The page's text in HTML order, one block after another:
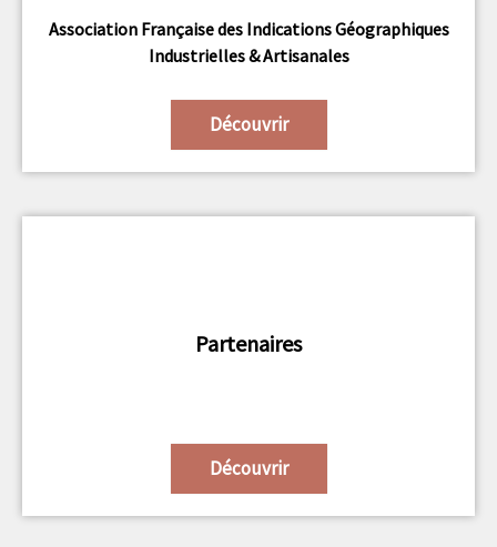
Association Française des Indications Géographiques
Industrielles & Artisanales
Découvrir
Partenaires
Découvrir